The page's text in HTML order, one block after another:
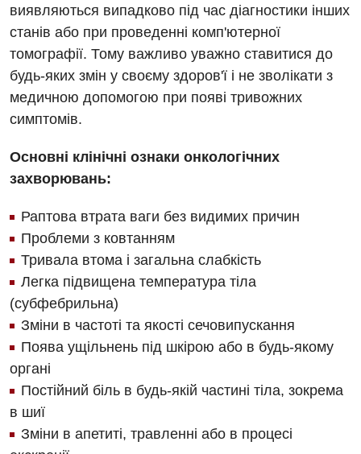
Заходи БПР
Інтернатура
Енциклопедія
Програма лояльності
Відгуки
Відео
Діагностика
Ангіографічні дослідження
Діагностичне відділення
Ендоскопічне відділення
Інструментальна діагностика
Комп’ютерна томографія
Магнітно-резонансна томографія
Мамографія
Нейросонографія
Відділ госпіталізації
Відділення кардіосудинної патології та неврології
Відділення невідкладних станів
Відділення інтенсивної терапії
Гінекологічне відділення
Денний стаціонар
Декларування
Лікування гострого інфаркту
виявляються випадково під час діагностики інших
станів або при проведенні комп'ютерної
томографії. Тому важливо уважно ставитися до
будь-яких змін у своєму здоров'ї і не зволікати з
медичною допомогою при появі тривожних
симптомів.
Основні клінічні ознаки онкологічних
захворювань:
Раптова втрата ваги без видимих причин
Проблеми з ковтанням
Тривала втома і загальна слабкість
Легка підвищена температура тіла
(субфебрильна)
Зміни в частоті та якості сечовипускання
Поява ущільнень під шкірою або в будь-якому
органі
Постійний біль в будь-якій частині тіла, зокрема
в шиї
Зміни в апетиті, травленні або в процесі